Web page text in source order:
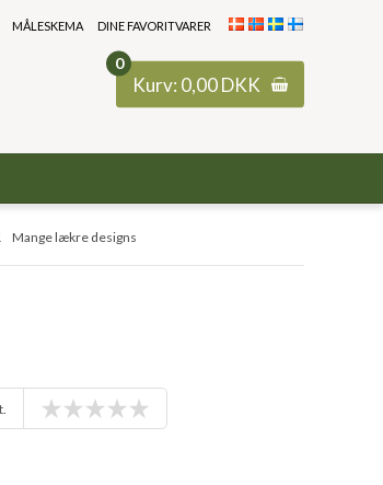
0
Kurv: 0,00DKK
MÅLESKEMA DINE FAVORITVARER
Mange lækre designs